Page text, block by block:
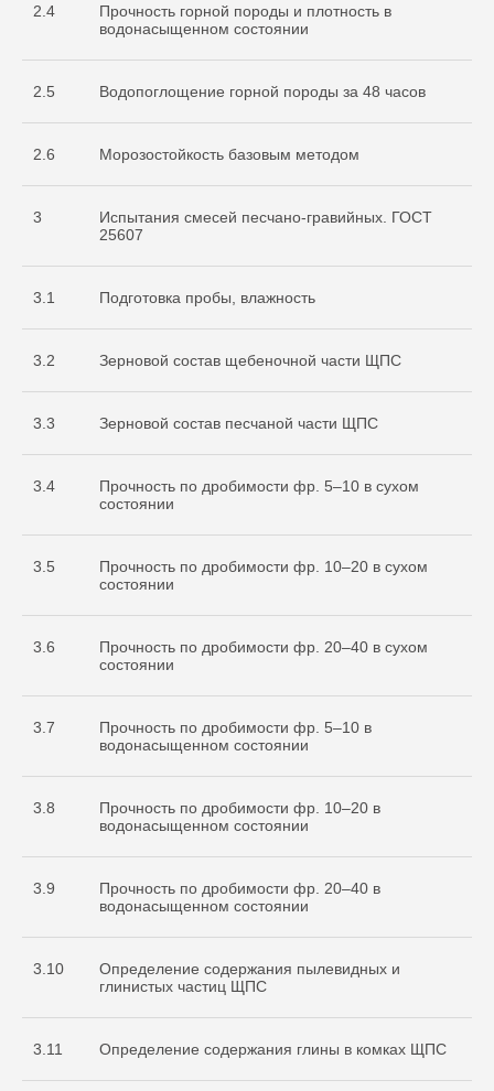
2.4
Прочность горной породы и плотность в
водонасыщенном состоянии
2.5 Водопоглощение горной породы за 48 часов
2.6 Морозостойкость базовым методом
3
Испытания смесей песчано-гравийных. ГОСТ
25607
3.1 Подготовка пробы, влажность
3.2 Зерновой состав щебеночной части ЩПС
3.3 Зерновой состав песчаной части ЩПС
3.4
Прочность по дробимости фр. 5–10 в сухом
состоянии
3.5
Прочность по дробимости фр. 10–20 в сухом
состоянии
3.6
Прочность по дробимости фр. 20–40 в сухом
состоянии
3.7
Прочность по дробимости фр. 5–10 в
водонасыщенном состоянии
3.8
Прочность по дробимости фр. 10–20 в
водонасыщенном состоянии
3.9
Прочность по дробимости фр. 20–40 в
водонасыщенном состоянии
3.10
Определение содержания пылевидных и
глинистых частиц ЩПС
3.11 Определение содержания глины в комках ЩПС